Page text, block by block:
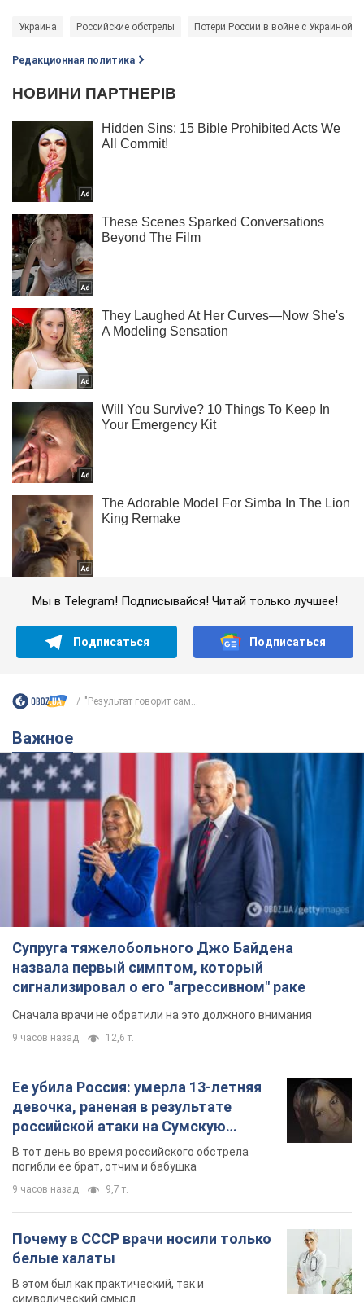
Украина Российские обстрелы Потери России в войне с Украиной
Редакционная политика
Мы в Telegram! Подписывайся! Читай только лучшее!
Подписаться Подписаться
"Результат говорит сам...
Важное
Супруга тяжелобольного Джо Байдена
назвала первый симптом, который
сигнализировал о его "агрессивном" раке
Сначала врачи не обратили на это должного внимания
9 часов назад 12,6 т.
Ее убила Россия: умерла 13-летняя
девочка, раненая в результате
российской атаки на Сумскую
область. Фото
В тот день во время российского обстрела
погибли ее брат, отчим и бабушка
9 часов назад 9,7 т.
Почему в СССР врачи носили только
белые халаты
В этом был как практический, так и
символический смысл